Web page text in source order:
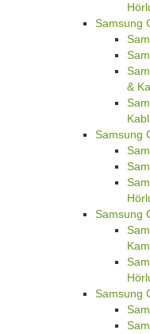
Samsung
&
Samsung
Samsung
Samsung